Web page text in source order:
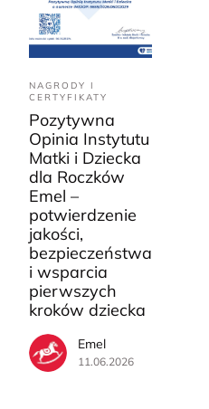
NAGRODY I
CERTYFIKATY
Pozytywna
Opinia Instytutu
Matki i Dziecka
dla Roczków
Emel –
potwierdzenie
jakości,
bezpieczeństwa
i wsparcia
pierwszych
kroków dziecka
Emel
11.06.2026